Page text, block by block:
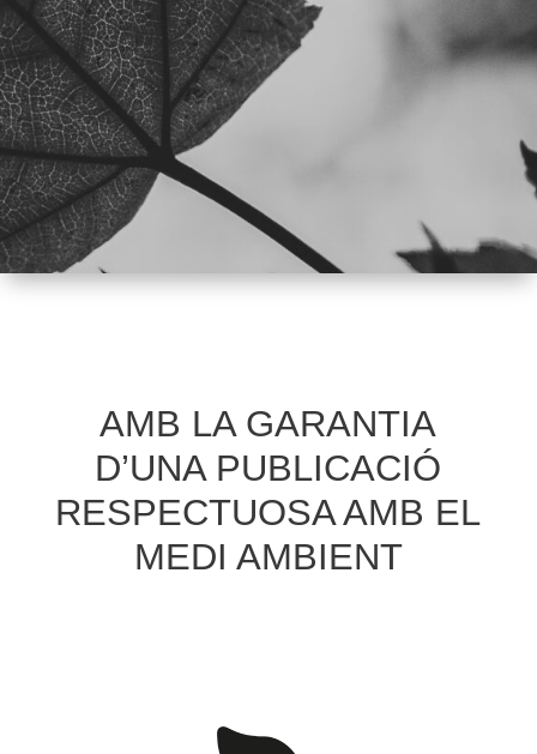
AMB LA GARANTIA
D’UNA PUBLICACIÓ
RESPECTUOSA AMB EL
MEDI AMBIENT